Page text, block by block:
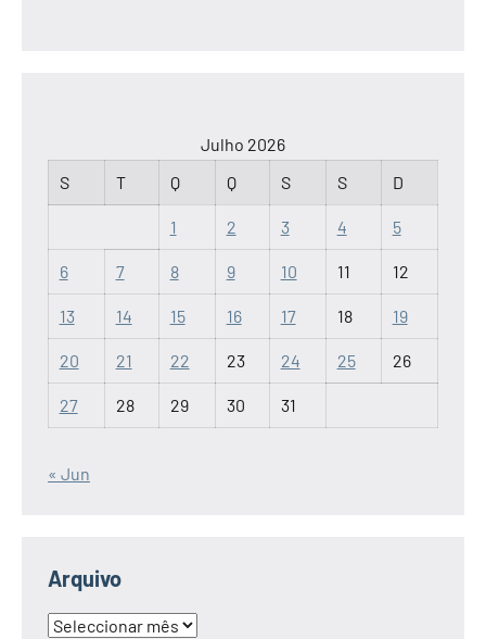
Julho 2026
S
T Q Q S S D
1 2 3 4 5
6 7 8 9 10 11 12
13 14 15 16 17 18 19
20 21 22 23 24 25 26
27 28 29 30 31
« Jun
Arquivo
Arquivo